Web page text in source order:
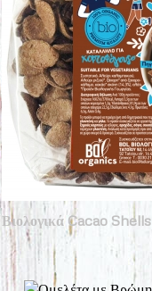
Βιολογικά Cacao Shells